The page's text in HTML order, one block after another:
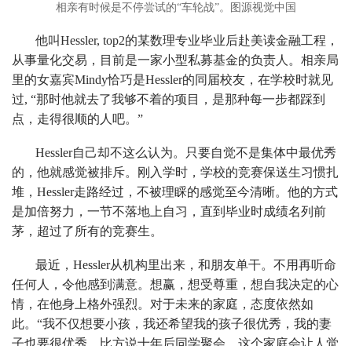
相亲有时候是不停尝试的“车轮战”。图源视觉中国
他叫Hessler, top2的某数理专业毕业后赴美读金融工程，
从事量化交易，目前是一家小型私募基金的负责人。相亲局
里的女嘉宾Mindy恰巧是Hessler的同届校友，在学校时就见
过, “那时他就去了我够不着的项目，是那种每一步都踩到
点，走得很顺的人吧。”
Hessler自己却不这么认为。只要自觉不是集体中最优秀
的，他就感觉被排斥。刚入学时，学校的竞赛保送生习惯扎
堆，Hessler走路经过，不被理睬的感觉至今清晰。他的方式
是加倍努力，一节不落地上自习，直到毕业时成绩名列前
茅，超过了所有的竞赛生。
最近，Hessler从机构里出来，和朋友单干。不用再听命
任何人，令他感到满意。想赢，想受尊重，想自我决定的心
情，在他身上格外强烈。对于未来的家庭，态度依然如
此。“我不仅想要小孩，我还希望我的孩子很优秀，我的妻
子也要很优秀。比方说十年后同学聚会，这个家庭会让人觉